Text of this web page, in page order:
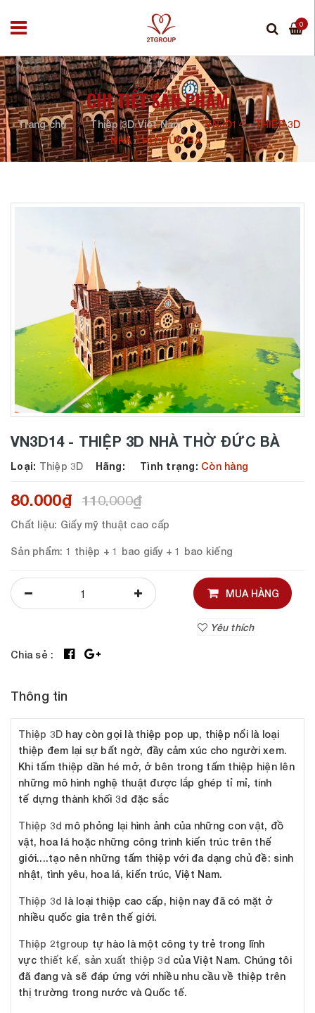
0
CHI TIẾT SẢN PHẨM
Trang chủ Thiệp 3D Việt Nam
VN3D14 - THIỆP 3D
NHÀ THỜ ĐỨC BÀ
VN3D14 - THIỆP 3D NHÀ THỜ ĐỨC BÀ
Loại: Thiệp 3D Hãng: Tình trạng: Còn hàng
80.000₫ 110.000₫
Chất liệu: Giấy mỹ thuật cao cấp
Sản phẩm: 1 thiệp + 1 bao giấy + 1 bao kiếng
MUA HÀNG
Yêu thích
Chia sẻ :
Thông tin
Thiệp 3D hay còn gọi là thiệp pop up, thiệp nổi là loại
thiệp đem lại sự bất ngờ, đầy cảm xúc cho người xem.
Khi tấm thiệp dần hé mở, ở bên trong tấm thiệp hiện lên
những mô hình nghệ thuật được lắp ghép tỉ mỉ, tinh
tế dựng thành khối 3d đặc sắc
Thiệp 3d mô phỏng lại hình ảnh của những con vật, đồ
vật, hoa lá hoặc những công trình kiến trúc trên thế
giới....tạo nên những tấm thiệp với đa dạng chủ đề: sinh
nhật, tình yêu, hoa lá, kiến trúc, Việt Nam.
Thiệp 3d là loại thiệp cao cấp, hiện nay đã có mặt ở
nhiều quốc gia trên thế giới.
Thiệp 2tgroup tự hào là một công ty trẻ trong lĩnh
vực thiết kế, sản xuất thiệp 3d của Việt Nam. Chúng tôi
đã đang và sẽ đáp ứng với nhiều nhu cầu về thiệp trên
thị trường trong nước và Quốc tế.